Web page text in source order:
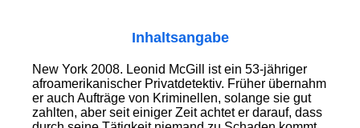
Inhaltsangabe
New York 2008. Leonid McGill ist ein 53-jähriger
afroamerikanischer Privatdetektiv. Früher übernahm
er auch Aufträge von Kriminellen, solange sie gut
zahlten, aber seit einiger Zeit achtet er darauf, dass